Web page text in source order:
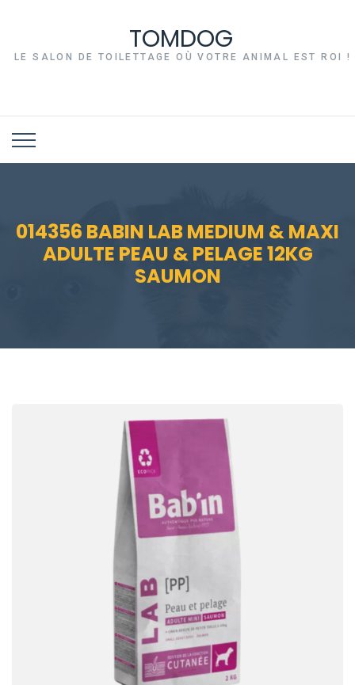
TOMDOG
LE SALON DE TOILETTAGE OÙ VOTRE ANIMAL EST ROI !
014356 BABIN LAB MEDIUM & MAXI
ADULTE PEAU & PELAGE 12KG
SAUMON